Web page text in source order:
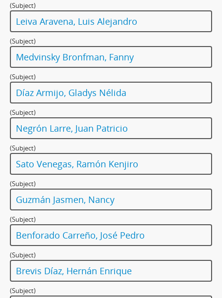
(Subject)
Leiva Aravena, Luis Alejandro
(Subject)
Medvinsky Bronfman, Fanny
(Subject)
Díaz Armijo, Gladys Nélida
(Subject)
Negrón Larre, Juan Patricio
(Subject)
Sato Venegas, Ramón Kenjiro
(Subject)
Guzmán Jasmen, Nancy
(Subject)
Benforado Carreño, José Pedro
(Subject)
Brevis Díaz, Hernán Enrique
(Subject)